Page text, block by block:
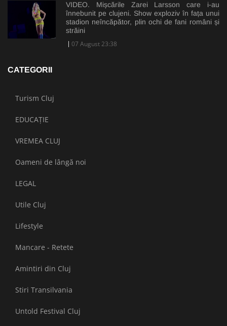
VIDEO. Mișcările Zarei Larsson care i-au
înnebunit pe clujeni. Show exploziv în fața unui
stadion neîncăpător, plin ochi de fani români și
străini
07 August 23:38
CATEGORII
Turism Cluj
EDUCAȚIE
VREMEA CLUJ
Oameni de lângă noi
LEGAL
Utile Cluj
Lifestyle
Mancare - Retete
Amintiri din Cluj
Stiri Transilvania
Untold Festival Cluj